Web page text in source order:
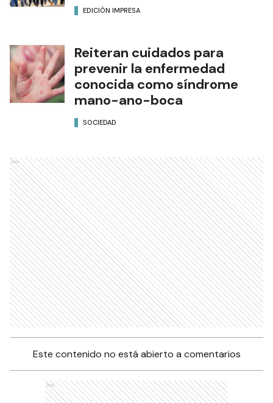
EDICIÓN IMPRESA
Reiteran cuidados para
prevenir la enfermedad
conocida como síndrome
mano-ano-boca
SOCIEDAD
Ads
Este contenido no está abierto a comentarios
Ads